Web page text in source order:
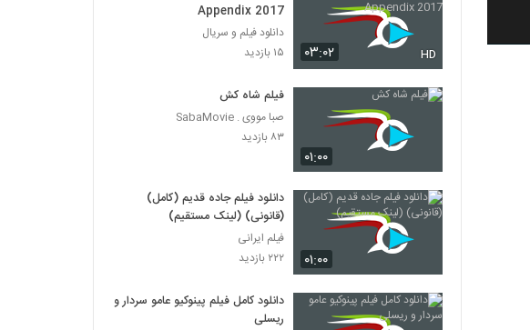
۰۳:۰۲ HD
Appendix 2017
دانلود فیلم و سریال
۱۵ بازدید
۰۱:۰۰
فیلم شاه کش
صبا مووی . SabaMovie
۸۳ بازدید
۰۱:۰۰
دانلود فیلم جاده قدیم (کامل)
(قانونی) (لینک مستقیم)
فیلم ایرانی
۲۲۲ بازدید
دانلود کامل فیلم پینوکیو عامو سردار و
ریسلی